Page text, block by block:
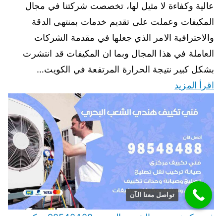
عالية وكفاءة لا مثيل لها، تخصصت شركتنا في مجال
المكيفات وعملت على تقديم خدمات بمنتهى الدقة
والاحترافية الامر الذي جعلها في مقدمة الشركات
العاملة في هذا المجال وبما ان المكيفات قد انتشرت
بشكل كبير نتيجة الحرارة المرتفعة في الكويت…
اقرأ المزيد
تواصل معنا الآن